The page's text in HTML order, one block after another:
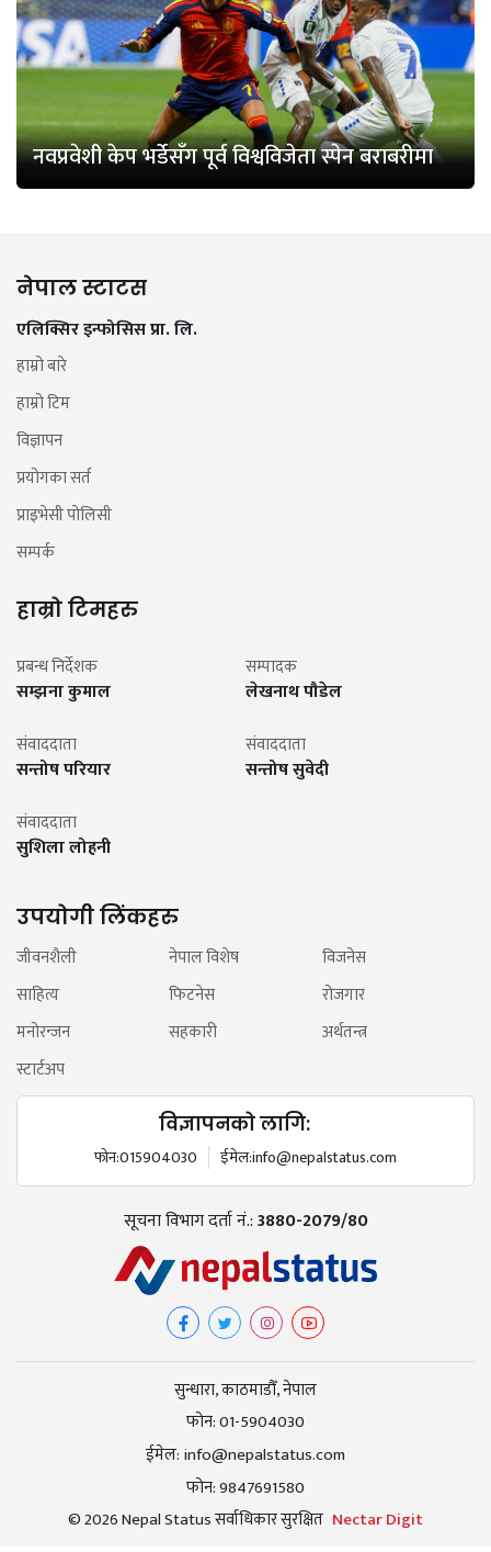
नवप्रवेशी केप भर्डेसँग पूर्व विश्वविजेता स्पेन बराबरीमा
नेपाल स्टाटस
एलिक्सिर इन्फोसिस प्रा. लि.
हाम्रो बारे
हाम्रो टिम
विज्ञापन
प्रयोगका सर्त
प्राइभेसी पोलिसी
सम्पर्क
हाम्रो टिमहरु
प्रबन्ध निर्देशक
सम्झना कुमाल
सम्पादक
लेखनाथ पौडेल
संवाददाता
सन्तोष परियार
संवाददाता
सन्तोष सुवेदी
संवाददाता
सुशिला लोहनी
उपयोगी लिंकहरु
जीवनशैली नेपाल विशेष
विजनेस
साहित्य
फिटनेस
रोजगार
मनोरन्जन
सहकारी
अर्थतन्त्र
स्टार्टअप
विज्ञापनको लागि:
फोन:015904030 ईमेल:info@nepalstatus.com
सूचना विभाग दर्ता नं.:3880-2079/80
सुन्धारा, काठमाडौँ, नेपाल
फोन:01-5904030
ईमेल: info@nepalstatus.com
फोन:9847691580
© 2026 Nepal Status सर्वाधिकार सुरक्षित Nectar Digit